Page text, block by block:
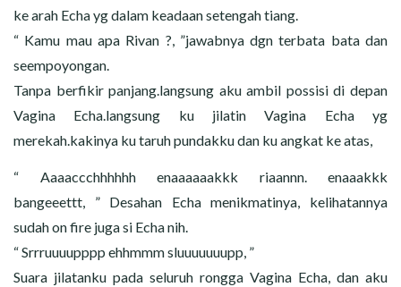
ke arah Echa yg dalam keadaan setengah tiang.
“ Kamu mau apa Rivan ?, ”jawabnya dgn terbata bata dan
seempoyongan.
Tanpa berfikir panjang.langsung aku ambil possisi di depan
Vagina Echa.langsung ku jilatin Vagina Echa yg
merekah.kakinya ku taruh pundakku dan ku angkat ke atas,
“ Aaaaccchhhhhh enaaaaaakkk riaannn. enaaakkk
bangeeettt, ” Desahan Echa menikmatinya, kelihatannya
sudah on fire juga si Echa nih.
“ Srrruuuupppp ehhmmm sluuuuuuupp, ”
Suara jilatanku pada seluruh rongga Vagina Echa, dan aku